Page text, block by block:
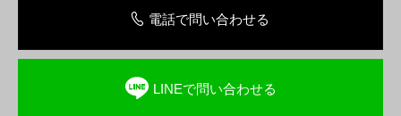
電話で問い合わせる
LINEで問い合わせる